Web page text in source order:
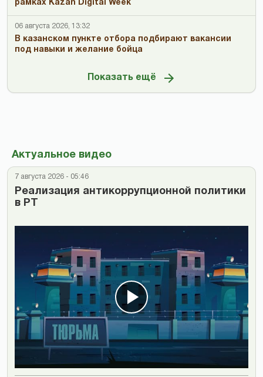
рамках Kazan Digital Week
06 августа 2026, 13:32
В казанском пункте отбора подбирают вакансии
под навыки и желание бойца
Показать ещё
Актуальное видео
7 августа 2026 - 05:46
Реализация антикоррупционной политики
в РТ